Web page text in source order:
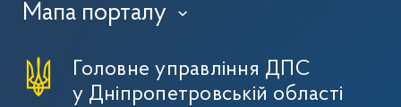
Мапа порталу ›
Головне управління ДПС
у Дніпропетровській області